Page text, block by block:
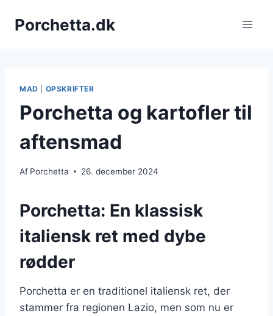
Porchetta.dk
MAD OPSKRIFTER
Porchetta og kartofler til
aftensmad
Af Porchetta 26. december 2024
Porchetta: En klassisk
italiensk ret med dybe
rødder
Porchetta er en traditionel italiensk ret, der
stammer fra regionen Lazio, men som nu er